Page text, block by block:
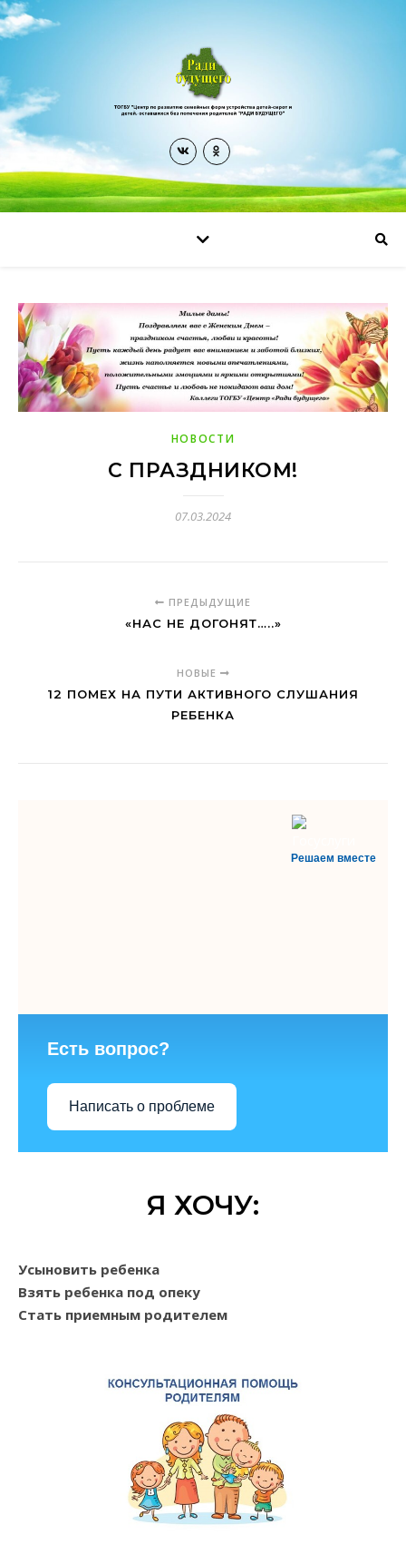
НОВОСТИ
С ПРАЗДНИКОМ!
07.03.2024
ПРЕДЫДУЩИЕ
«НАС НЕ ДОГОНЯТ…..»
НОВЫЕ
12 ПОМЕХ НА ПУТИ АКТИВНОГО СЛУШАНИЯ
РЕБЕНКА
Решаем вместе
Есть вопрос?
Написать о проблеме
Я ХОЧУ:
Усыновить ребенка
Взять ребенка под опеку
Стать приемным родителем